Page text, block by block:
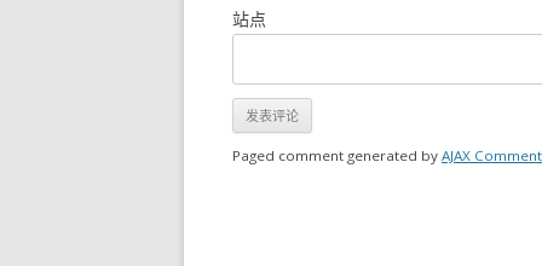
站点
Paged comment generated by AJAX